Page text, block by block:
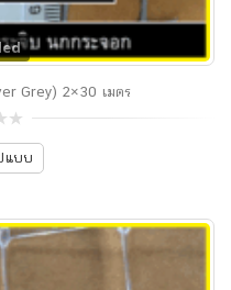
Grey) 2×30 เมตร
แบบ